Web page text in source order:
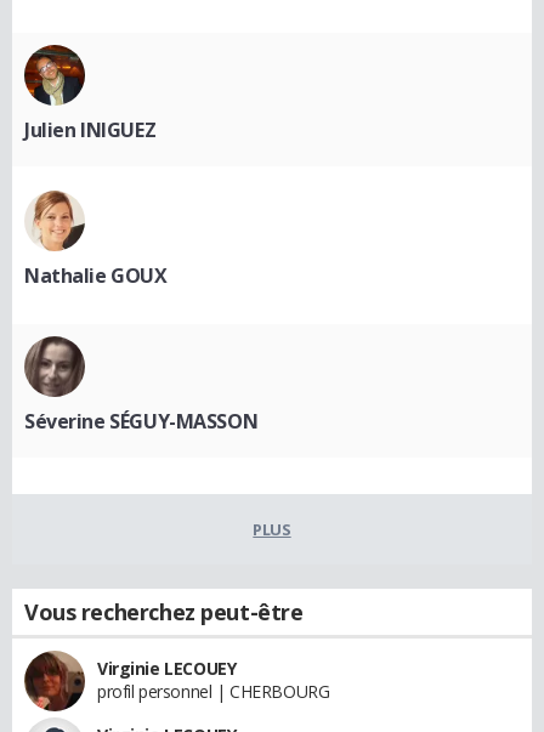
Julien INIGUEZ
Nathalie GOUX
Séverine SÉGUY-MASSON
PLUS
Vous recherchez peut-être
Virginie LECOUEY
profil personnel | CHERBOURG